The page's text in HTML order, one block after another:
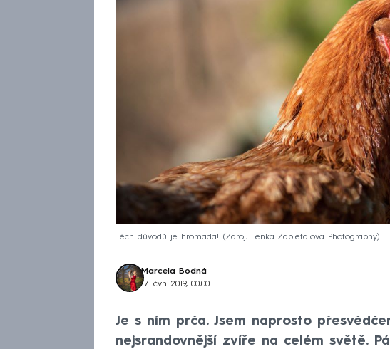
Těch důvodů je hromada! Zdroj: Lenka Zapletalova Photography
Marcela Bodná
17. čvn 2019, 00:00
Je s ním prča. Jsem naprosto
nejsrandovnější zvíře na celém světě.